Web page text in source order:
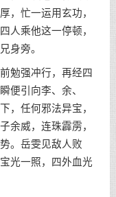
，忙一运用玄功，
人乘他这一停顿，
身旁。
勉强冲行，再经四
便引向李、余、
，任何邪法异宝，
余威，连珠霹雳，
。岳雯见敌人败
光一照，四外血光